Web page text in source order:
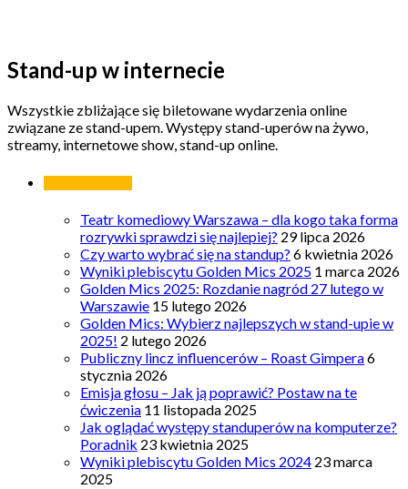
Stand-up w internecie
Wszystkie zbliżające się biletowane wydarzenia online
związane ze stand-upem. Występy stand-uperów na żywo,
streamy, internetowe show, stand-up online.
Teatr komediowy Warszawa – dla kogo taka forma
rozrywki sprawdzi się najlepiej? 29 lipca 2026
Czy warto wybrać się na standup? 6 kwietnia 2026
Wyniki plebiscytu Golden Mics 2025 1 marca 2026
Golden Mics 2025: Rozdanie nagród 27 lutego w
Warszawie 15 lutego 2026
Golden Mics: Wybierz najlepszych w stand-upie w
2025! 2 lutego 2026
Publiczny lincz influencerów – Roast Gimpera6
stycznia 2026
Emisja głosu – Jak ją poprawić? Postaw na te
ćwiczenia 11 listopada 2025
Jak oglądać występy standuperów na komputerze?
Poradnik 23 kwietnia 2025
Wyniki plebiscytu Golden Mics 2024 23 marca
2025